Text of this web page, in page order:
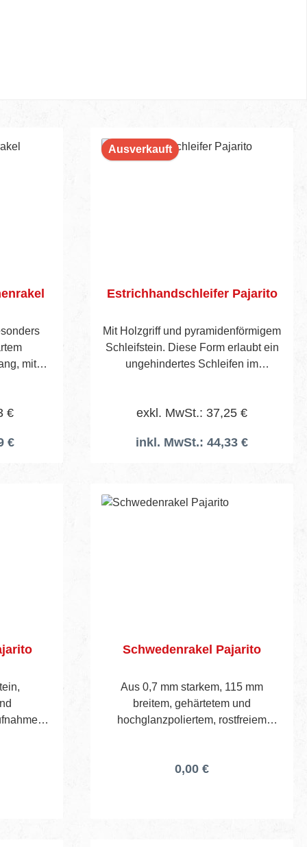
mit
€
€
Ausverkauft
Estrichhandschleifer Pajarito
Mit Holzgriff und pyramidenförmigem
Schleifstein. Diese Form erlaubt ein
ungehindertes Schleifen im
hoher Abrieb gewährleistet, Gewicht
exkl. MwSt.: 37,25 €
inkl. MwSt.: 44,33 €
Schwedenrakel Pajarito
Aus 0,7 mm starkem, 115 mm
breitem, gehärtetem und
hochglanzpoliertem, rostfreiem
Schrauben und Flügelmuttern
0,00 €